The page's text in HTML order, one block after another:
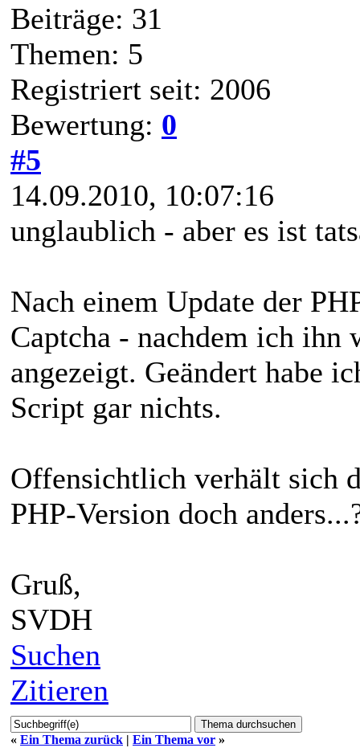
Beiträge: 31
Themen: 5
Registriert seit: 2006
Bewertung: 0
#5
14.09.2010, 10:07:16
unglaublich - aber es ist
Nach einem Update der
Captcha - nachdem ich ihn
angezeigt. Geändert habe
Script gar nichts.
Offensichtlich verhält sich
PHP-Version doch
Gruß,
SVDH
Suchen
Zitieren
« Ein Thema zurück | Ein Thema vor »